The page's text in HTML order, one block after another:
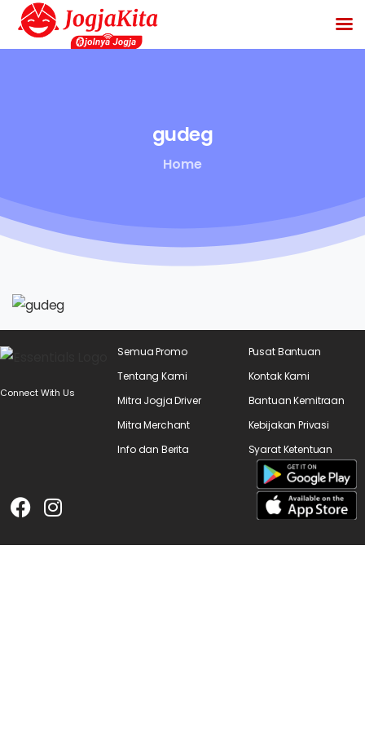
gudeg
Home
Connect With Us
Semua Promo
Tentang Kami
Mitra Jogja Driver
Mitra Merchant
Info dan Berita
Pusat Bantuan
Kontak Kami
Bantuan Kemitraan
Kebijakan Privasi
Syarat Ketentuan